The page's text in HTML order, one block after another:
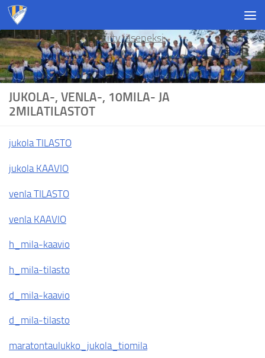
Skip to content
Liity jäseneksi
JUKOLA-, VENLA-, 10MILA- JA
2MILATILASTOT
jukola TILASTO
jukola KAAVIO
venla TILASTO
venla KAAVIO
h_mila-kaavio
h_mila-tilasto
d_mila-kaavio
d_mila-tilasto
maratontaulukko_jukola_tiomila